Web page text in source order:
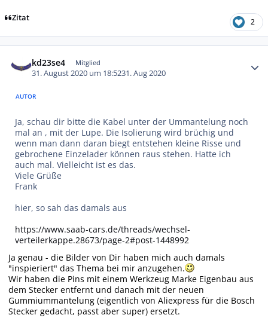
Zitat 2
kd23se4 Mitglied
31. August 2020 um 18:5231. Aug 2020
AUTOR
Ja, schau dir bitte die Kabel unter der Ummantelung noch
mal an , mit der Lupe. Die Isolierung wird brüchig und
wenn man dann daran biegt entstehen kleine Risse und
gebrochene Einzelader können raus stehen. Hatte ich
auch mal. Vielleicht ist es das.
Viele Grüße
Frank
hier, so sah das damals aus
https://www.saab-cars.de/threads/wechsel-
verteilerkappe.28673/page-2#post-1448992
Ja genau - die Bilder von Dir haben mich auch damals
"inspieriert" das Thema bei mir anzugehen.
Wir haben die Pins mit einem Werkzeug Marke Eigenbau aus
dem Stecker entfernt und danach mit der neuen
Gummiummantelung (eigentlich von Aliexpress für die Bosch
Stecker gedacht, passt aber super) ersetzt.